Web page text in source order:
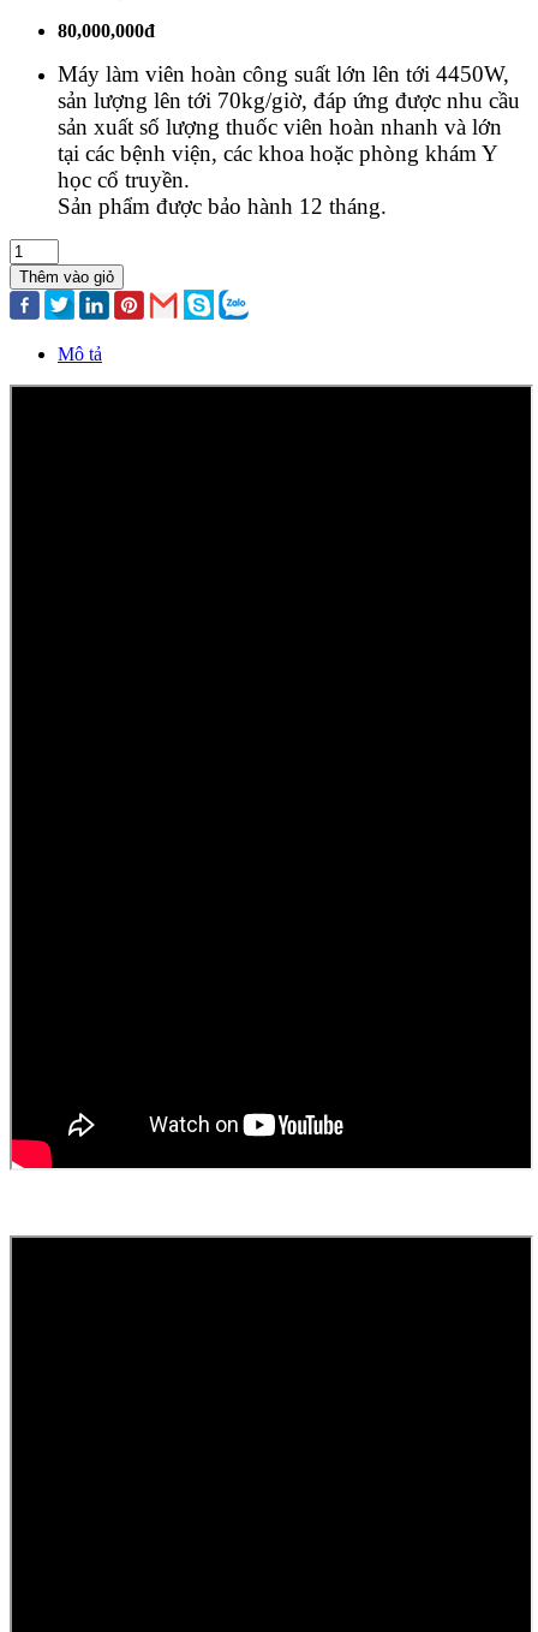
80,000,000đ
Máy làm viên hoàn công suất lớn lên tới 4450W,
sản lượng lên tới 70kg/giờ, đáp ứng được nhu cầu
sản xuất số lượng thuốc viên hoàn nhanh và lớn
tại các bệnh viện, các khoa hoặc phòng khám Y
học cổ truyền.
Sản phẩm được bảo hành 12 tháng.
Thêm vào giỏ
Mô tả